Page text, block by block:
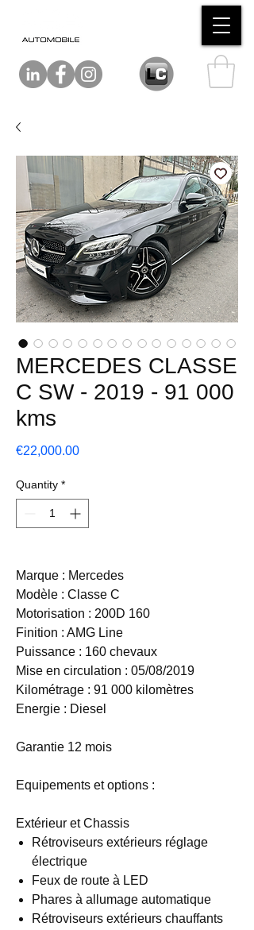
MERCEDES CLASSE
C SW - 2019 - 91 000
kms
€22,000.00Price
Quantity *
Marque : Mercedes
Modèle : Classe C
Motorisation : 200D 160
Finition : AMG Line
Puissance : 160 chevaux
Mise en circulation : 05/08/2019
Kilométrage : 91 000 kilomètres
Energie : Diesel
Garantie 12 mois
Equipements et options :
Extérieur et Chassis
Rétroviseurs extérieurs réglage
électrique
Feux de route à LED
Phares à allumage automatique
Rétroviseurs extérieurs chauffants